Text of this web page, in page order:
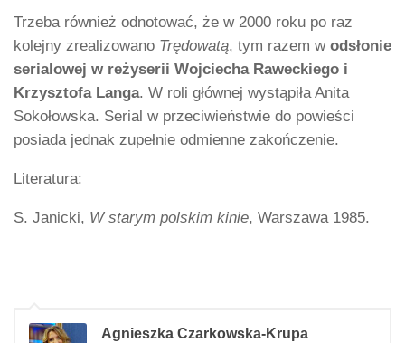
Trzeba również odnotować, że w 2000 roku po raz
kolejny zrealizowano Trędowatą, tym razem w odsłonie
serialowej w reżyserii Wojciecha Raweckiego i
Krzysztofa Langa. W roli głównej wystąpiła Anita
Sokołowska. Serial w przeciwieństwie do powieści
posiada jednak zupełnie odmienne zakończenie.
Literatura:
S. Janicki, W starym polskim kinie, Warszawa 1985.
Agnieszka Czarkowska-Krupa